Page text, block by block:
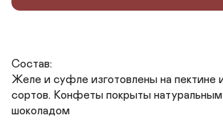
Состав:
Желе и суфле изготовлены на пектине
сортов. Конфеты покрыты
шоколадом